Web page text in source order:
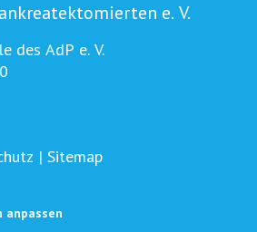
e. V.
des AdP e. V.
| Sitemap
anpassen